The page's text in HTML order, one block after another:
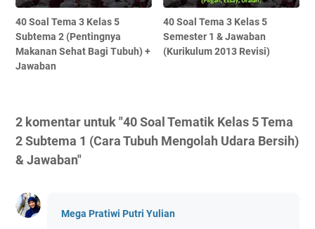
40 Soal Tema 3 Kelas 5
Subtema 2 (Pentingnya
Makanan Sehat Bagi Tubuh) +
Jawaban
40 Soal Tema 3 Kelas 5
Semester 1 & Jawaban
(Kurikulum 2013 Revisi)
2 komentar untuk "40 Soal Tematik Kelas 5 Tema
2 Subtema 1 (Cara Tubuh Mengolah Udara Bersih)
& Jawaban"
Mega Pratiwi Putri Yulian